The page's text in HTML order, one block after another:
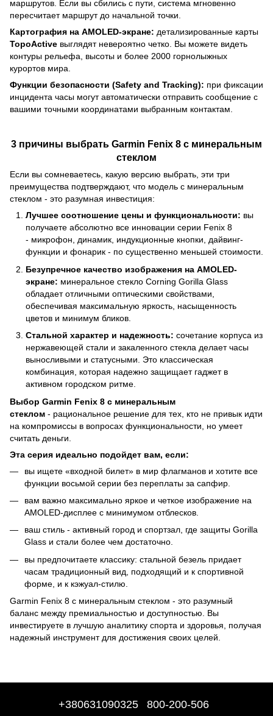
маршрутов. Если вы сбились с пути, система мгновенно
пересчитает маршрут до начальной точки.
Картография на AMOLED-экране: детализированные карты
TopoActive выглядят невероятно четко. Вы можете видеть
контуры рельефа, высоты и более 2000 горнолыжных
курортов мира.
Функции безопасности (Safety and Tracking): при фиксации
инцидента часы могут автоматически отправить сообщение с
вашими точными координатами выбранным контактам.
3 причины выбрать Garmin Fenix 8 с минеральным
стеклом
Если вы сомневаетесь, какую версию выбрать, эти три
преимущества подтверждают, что модель с минеральным
стеклом - это разумная инвестиция:
Лучшее соотношение цены и функциональности: вы
получаете абсолютно все инновации серии Fenix 8
- микрофон, динамик, индукционные кнопки, дайвинг-
функции и фонарик - по существенно меньшей стоимости.
Безупречное качество изображения на AMOLED-
экране: минеральное стекло Corning Gorilla Glass
обладает отличными оптическими свойствами,
обеспечивая максимальную яркость, насыщенность
цветов и минимум бликов.
Стальной характер и надежность: сочетание корпуса из
нержавеющей стали и закаленного стекла делает часы
выносливыми и статусными. Это классическая
комбинация, которая надежно защищает гаджет в
активном городском ритме.
Выбор Garmin Fenix 8 с минеральным
стеклом - рациональное решение для тех, кто не привык идти
на компромиссы в вопросах функциональности, но умеет
считать деньги.
Эта серия идеально подойдет вам, если:
вы ищете «входной билет» в мир флагманов и хотите все
функции восьмой серии без переплаты за сапфир.
вам важно максимально яркое и четкое изображение на
AMOLED-дисплее с минимумом отблесков.
ваш стиль - активный город и спортзал, где защиты Gorilla
Glass и стали более чем достаточно.
вы предпочитаете классику: стальной безель придает
часам традиционный вид, подходящий и к спортивной
форме, и к кэжуал-стилю.
Garmin Fenix 8 с минеральным стеклом - это разумный
баланс между премиальностью и доступностью. Вы
инвестируете в лучшую аналитику спорта и здоровья, получая
надежный инструмент для достижения своих целей.
+380631090325 800-200-506